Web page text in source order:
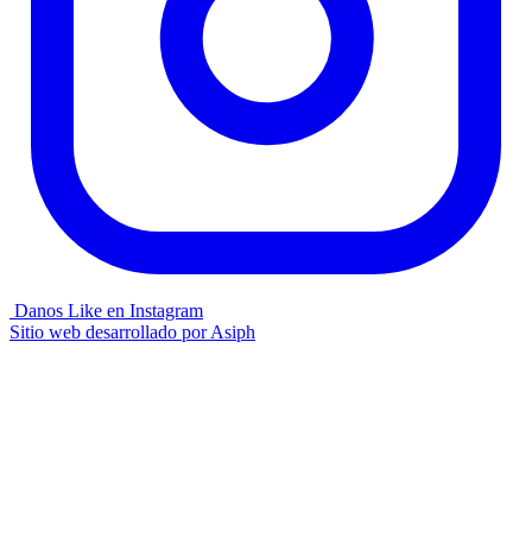
Danos Like en Instagram
Sitio web desarrollado porAsiph